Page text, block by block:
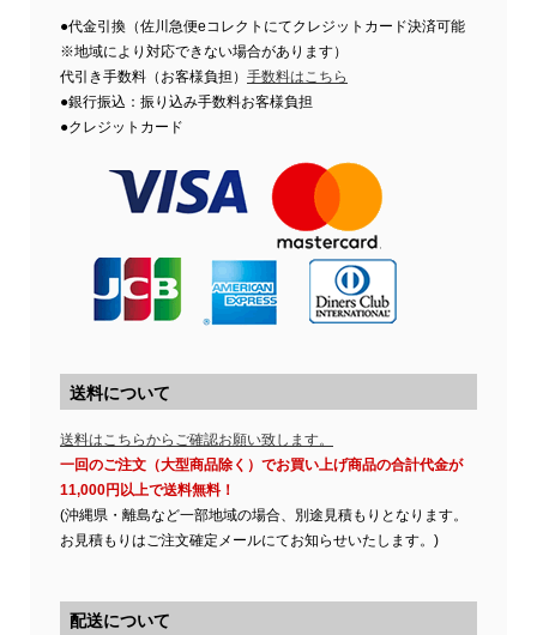
●代金引換（佐川急便eコレクトにてクレジットカード決済可能
※地域により対応できない場合があります）
代引き手数料（お客様負担） 手数料はこちら
●銀行振込：振り込み手数料お客様負担
●クレジットカード
送料について
送料はこちらからご確認お願い致します。
一回のご注文（大型商品除く）でお買い上げ商品の合計代金が
11,000円以上で送料無料！
(沖縄県・離島など一部地域の場合、別途見積もりとなります。
お見積もりはご注文確定メールにてお知らせいたします。)
配送について